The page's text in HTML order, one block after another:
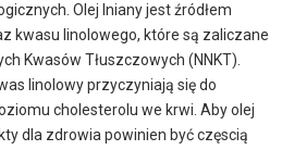
Olej lniany jest źródłem
kwasu linolowego, które są zaliczane
Kwasów Tłuszczowych (NNKT).
linolowy przyczyniają się do
cholesterolu we krwi. Aby olej
dla zdrowia powinien być częscią